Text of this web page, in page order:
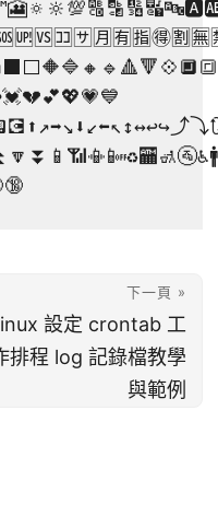
下一頁 »
設定 crontab 工
排程 log 記錄檔教學
與範例